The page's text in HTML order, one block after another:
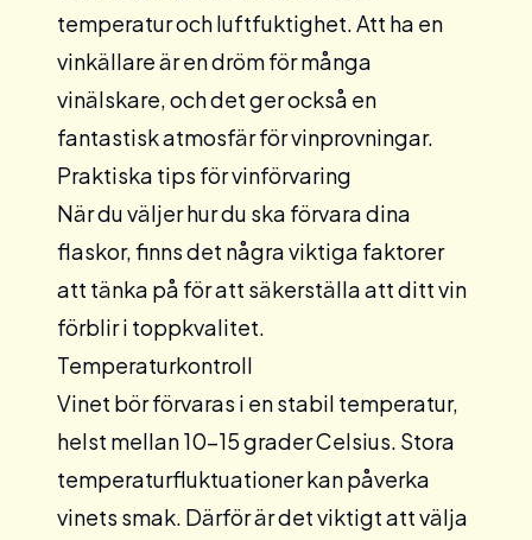
temperatur och luftfuktighet. Att ha en
vinkällare är en dröm för många
vinälskare, och det ger också en
fantastisk atmosfär för vinprovningar.
Praktiska tips för vinförvaring
När du väljer hur du ska förvara dina
flaskor, finns det några viktiga faktorer
att tänka på för att säkerställa att ditt vin
förblir i toppkvalitet.
Temperaturkontroll
Vinet bör förvaras i en stabil temperatur,
helst mellan 10-15 grader Celsius. Stora
temperaturfluktuationer kan påverka
vinets smak. Därför är det viktigt att välja